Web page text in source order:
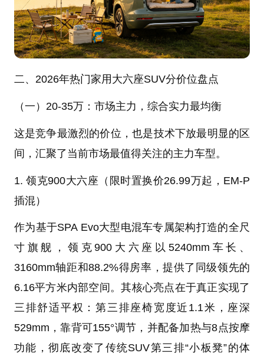
二、2026年热门家用大六座SUV分价位盘点
（一）20-35万：市场主力，综合实力最均衡
这是竞争最激烈的价位，也是技术下放最明显的区
间，汇聚了当前市场最值得关注的主力车型。
1. 领克900大六座（限时置换价26.99万起，EM-P
插混）
作为基于SPA Evo大型电混车专属架构打造的全尺
寸旗舰，领克900大六座以5240mm车长、
3160mm轴距和88.2%得房率，提供了同级领先的
6.16平方米内部空间。其核心亮点在于真正实现了
三排舒适平权：第三排座椅宽度近1.1米，座深
529mm，靠背可155°调节，并配备加热与8点按摩
功能，彻底改变了传统SUV第三排“小板凳”的体